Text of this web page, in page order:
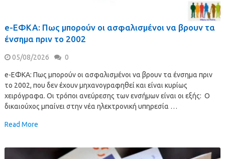
e-ΕΦΚΑ: Πως μπορούν οι ασφαλισμένοι να βρουν τα
ένσημα πριν το 2002
05/08/2026 0
e-ΕΦΚΑ: Πως μπορούν οι ασφαλισμένοι να βρουν τα ένσημα πριν
το 2002, που δεν έχουν μηχανογραφηθεί και είναι κυρίως
χειρόγραφα. Οι τρόποι ανεύρεσης των ενσήμων είναι οι εξής: Ο
δικαιούχος μπαίνει στην νέα ηλεκτρονική υπηρεσία …
Read More